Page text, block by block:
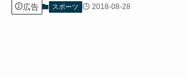
広告 スポーツ 2018-08-28